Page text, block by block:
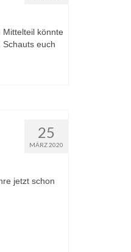
Mittelteil könnte
euch
25
MÄRZ 2020
jetzt schon